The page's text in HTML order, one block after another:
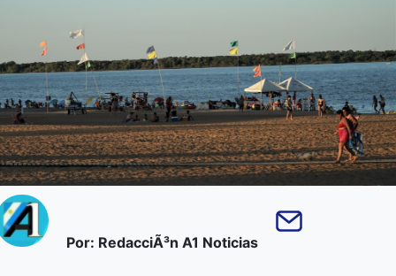
Por: RedacciÃ³n A1 Noticias